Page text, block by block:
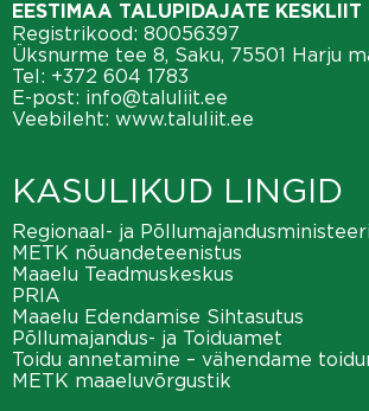
EESTIMAA TALUPIDAJATE KESKLIIT
Registrikood: 80056397
Üksnurme tee 8, Saku, 75501 Harju
Tel: +372 604 1783
E-post: info@taluliit.ee
Veebileht: www.taluliit.ee
KASULIKUD LINGID
Regionaal- ja
METK nõuandeteenistus
Maaelu Teadmuskeskus
PRIA
Maaelu Edendamise Sihtasutus
Põllumajandus- ja Toiduamet
Toidu annetamine – vähendame
METK maaeluvõrgustik